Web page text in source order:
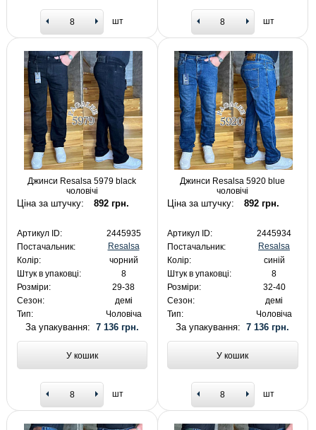
шт шт
Джинси Resalsa 5979 black
чоловічі
Ціна за штучку: 892 грн.
Артикул ID:
2445935
Постачальник:
Resalsa
Колір:
чорний
Штук в упаковці:
8
Розміри:
29-38
Сезон:
демі
Тип:
Чоловіча
За упакування: 7 136 грн.
У кошик
шт
Джинси Resalsa 5920 blue
чоловічі
Ціна за штучку: 892 грн.
Артикул ID:
2445934
Постачальник:
Resalsa
Колір:
синій
Штук в упаковці:
8
Розміри:
32-40
Сезон:
демі
Тип:
Чоловіча
За упакування:7 136 грн.
У кошик
шт